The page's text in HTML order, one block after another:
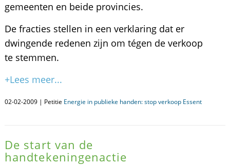
gemeenten en beide provincies.
De fracties stellen in een verklaring dat er
dwingende redenen zijn om tégen de verkoop
te stemmen.
+Lees meer...
02-02-2009 | Petitie Energie in publieke handen: stop verkoop Essent
De start van de
handtekeningenactie